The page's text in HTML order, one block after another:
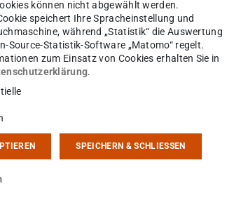
J.L. Rodríguez-Sánchez, R. Roth, and J.
von28O
of
F
skin thickness determination
können nicht abgewählt werden.
speichert Ihre Spracheinstellung und
während „Statistik“ die Auswertung
Source-Statistik-Software „Matomo“ regelt.
zum Einsatz von Cookies erhalten Sie in
.
SPEICHERN & SCHLIESSEN